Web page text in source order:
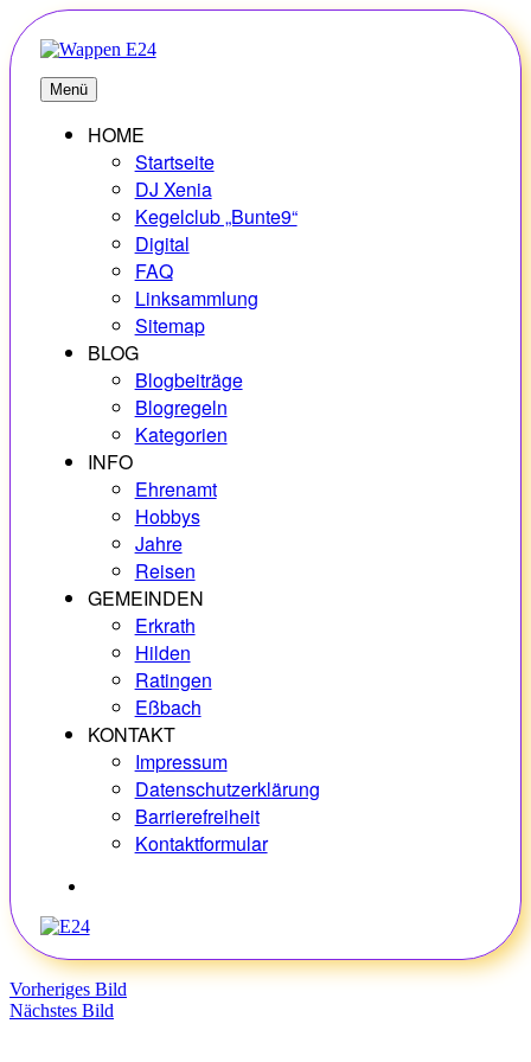
Zum
Inhalt
springen
E24
Erlebnisse – Hobbys – Vielfalt
Menü
HOME
Startseite
DJ Xenia
Kegelclub „Bunte9“
Digital
FAQ
Linksammlung
Sitemap
BLOG
Blogbeiträge
Blogregeln
Kategorien
INFO
Ehrenamt
Hobbys
Jahre
Reisen
GEMEINDEN
Erkrath
Hilden
Ratingen
Eßbach
KONTAKT
Impressum
Datenschutzerklärung
Barrierefreiheit
Kontaktformular
Vorheriges Bild
Nächstes Bild